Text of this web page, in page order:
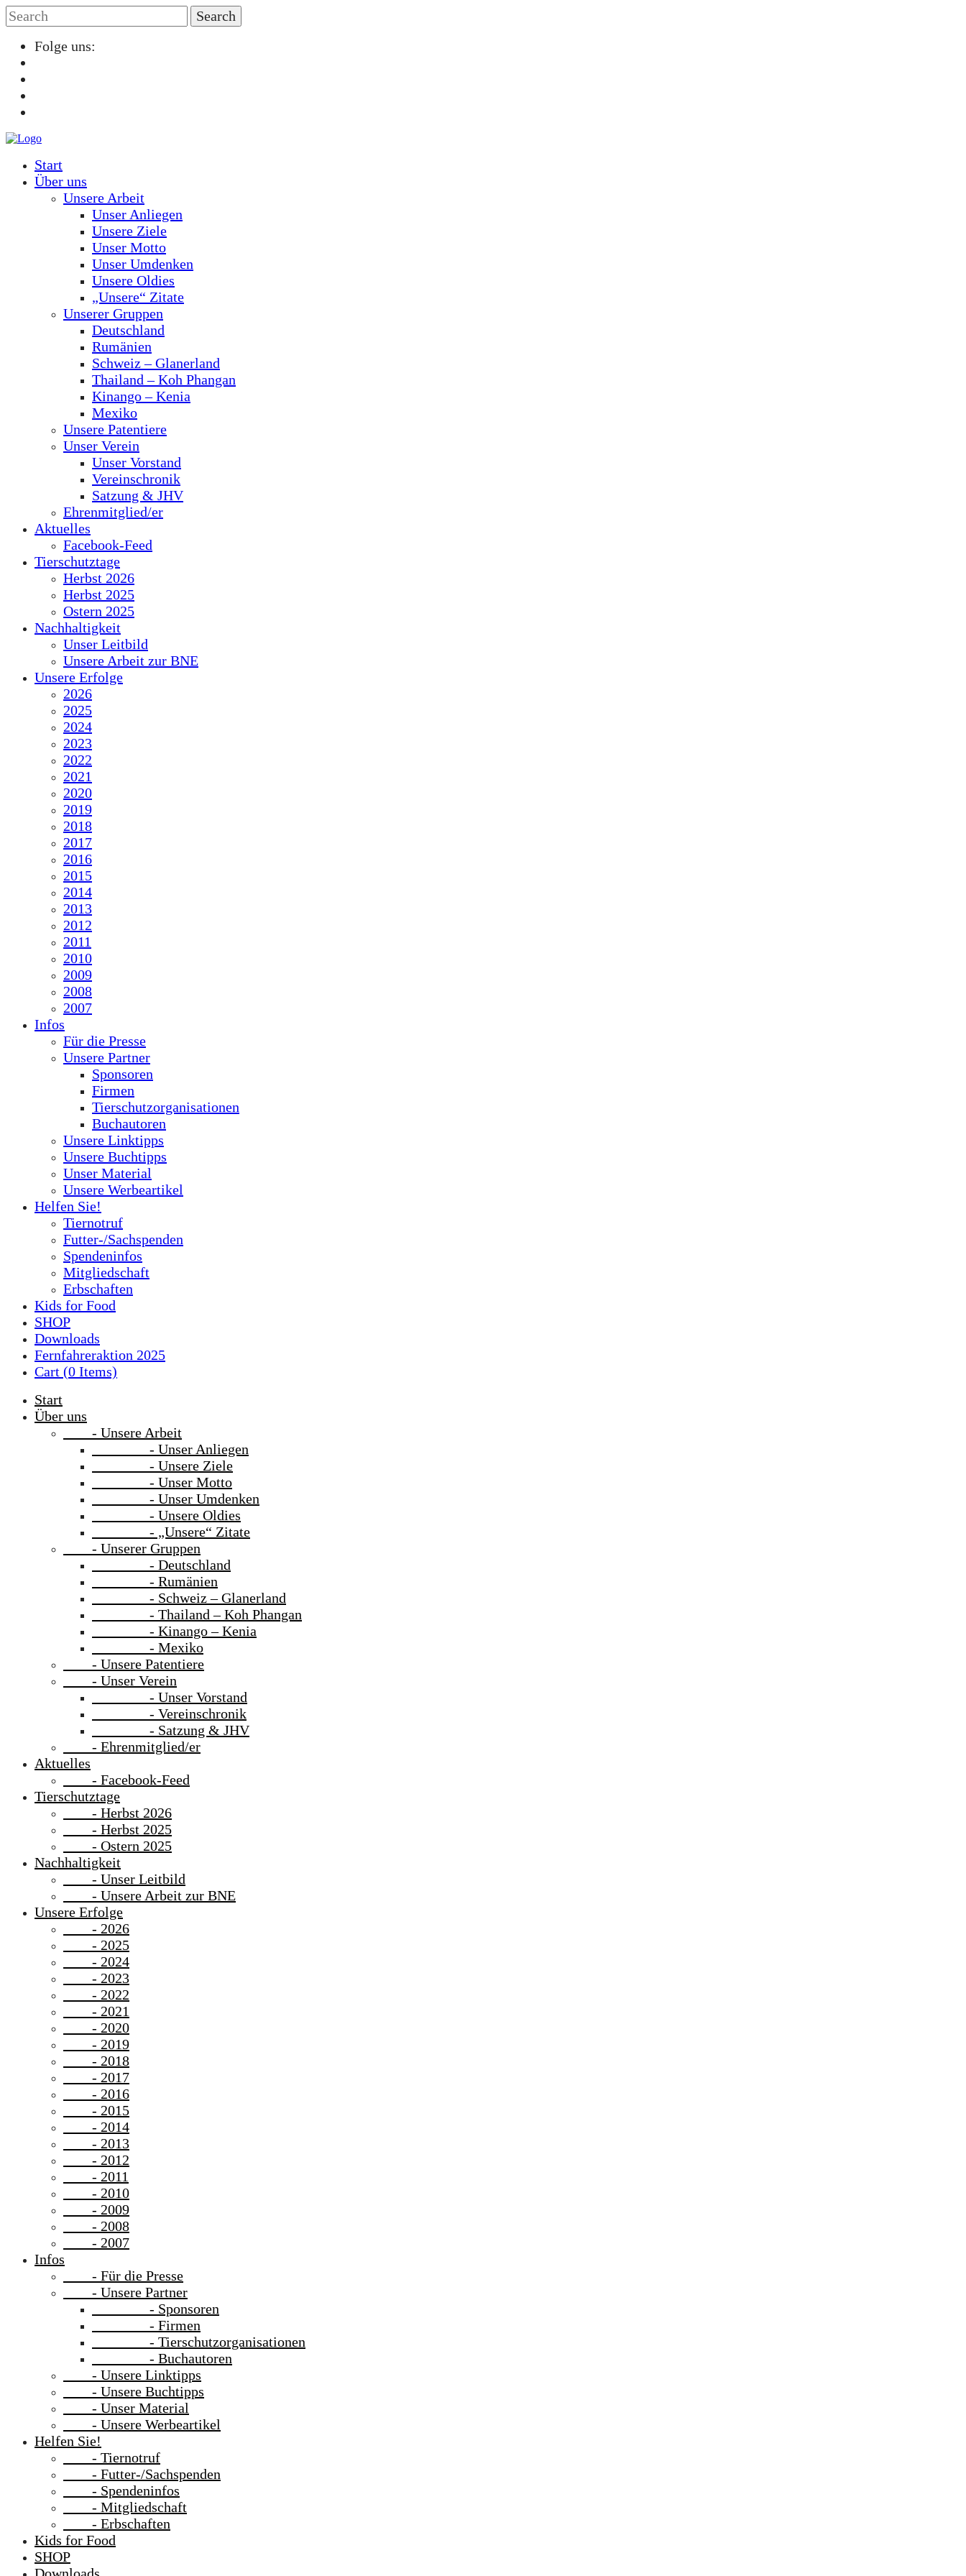
Folge uns:
Start
Über uns
Unsere Arbeit
Unser Anliegen
Unsere Ziele
Unser Motto
Unser Umdenken
Unsere Oldies
„Unsere“ Zitate
Unserer Gruppen
Deutschland
Rumänien
Schweiz – Glanerland
Thailand – Koh Phangan
Kinango – Kenia
Mexiko
Unsere Patentiere
Unser Verein
Unser Vorstand
Vereinschronik
Satzung & JHV
Ehrenmitglied/er
Aktuelles
Facebook-Feed
Tierschutztage
Herbst 2026
Herbst 2025
Ostern 2025
Nachhaltigkeit
Unser Leitbild
Unsere Arbeit zur BNE
Unsere Erfolge
2026
2025
2024
2023
2022
2021
2020
2019
2018
2017
2016
2015
2014
2013
2012
2011
2010
2009
2008
2007
Infos
Für die Presse
Unsere Partner
Sponsoren
Firmen
Tierschutzorganisationen
Buchautoren
Unsere Linktipps
Unsere Buchtipps
Unser Material
Unsere Werbeartikel
Helfen Sie!
Tiernotruf
Futter-/Sachspenden
Spendeninfos
Mitgliedschaft
Erbschaften
Kids for Food
SHOP
Downloads
Fernfahreraktion 2025
Cart (0 Items)
Start
Über uns
- Unsere Arbeit
- Unser Anliegen
- Unsere Ziele
- Unser Motto
- Unser Umdenken
- Unsere Oldies
- „Unsere“ Zitate
- Unserer Gruppen
- Deutschland
- Rumänien
- Schweiz – Glanerland
- Thailand – Koh Phangan
- Kinango – Kenia
- Mexiko
- Unsere Patentiere
- Unser Verein
- Unser Vorstand
- Vereinschronik
- Satzung & JHV
- Ehrenmitglied/er
Aktuelles
- Facebook-Feed
Tierschutztage
- Herbst 2026
- Herbst 2025
- Ostern 2025
Nachhaltigkeit
- Unser Leitbild
- Unsere Arbeit zur BNE
Unsere Erfolge
- 2026
- 2025
- 2024
- 2023
- 2022
- 2021
- 2020
- 2019
- 2018
- 2017
- 2016
- 2015
- 2014
- 2013
- 2012
- 2011
- 2010
- 2009
- 2008
- 2007
Infos
- Für die Presse
- Unsere Partner
- Sponsoren
- Firmen
- Tierschutzorganisationen
- Buchautoren
- Unsere Linktipps
- Unsere Buchtipps
- Unser Material
- Unsere Werbeartikel
Helfen Sie!
- Tiernotruf
- Futter-/Sachspenden
- Spendeninfos
- Mitgliedschaft
- Erbschaften
Kids for Food
SHOP